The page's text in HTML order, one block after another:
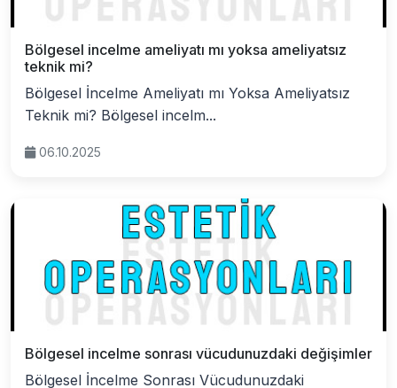
Bölgesel incelme ameliyatı mı yoksa ameliyatsız
teknik mi?
Bölgesel İncelme Ameliyatı mı Yoksa Ameliyatsız
Teknik mi? Bölgesel incelm...
06.10.2025
Bölgesel incelme sonrası vücudunuzdaki değişimler
Bölgesel İncelme Sonrası Vücudunuzdaki